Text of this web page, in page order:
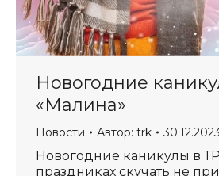
Новогодние
«Малина»
Новости Автор: trk 30.12.2023
Новогодние каникулы в
праздниках скучать не